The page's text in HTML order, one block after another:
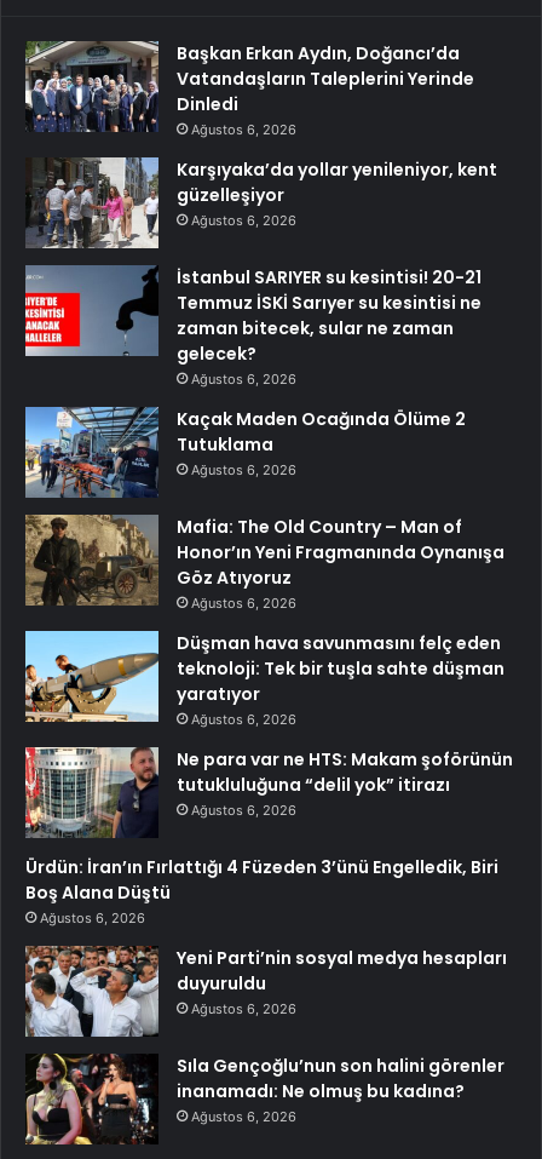
Başkan Erkan Aydın, Doğancı’da
Vatandaşların Taleplerini Yerinde
Dinledi
Ağustos 6, 2026
Karşıyaka’da yollar yenileniyor, kent
güzelleşiyor
Ağustos 6, 2026
İstanbul SARIYER su kesintisi! 20-21
Temmuz İSKİ Sarıyer su kesintisi ne
zaman bitecek, sular ne zaman
gelecek?
Ağustos 6, 2026
Kaçak Maden Ocağında Ölüme 2
Tutuklama
Ağustos 6, 2026
Mafia: The Old Country – Man of
Honor’ın Yeni Fragmanında Oynanışa
Göz Atıyoruz
Ağustos 6, 2026
Düşman hava savunmasını felç eden
teknoloji: Tek bir tuşla sahte düşman
yaratıyor
Ağustos 6, 2026
Ne para var ne HTS: Makam şoförünün
tutukluluğuna “delil yok” itirazı
Ağustos 6, 2026
Ürdün: İran’ın Fırlattığı 4 Füzeden 3’ünü Engelledik, Biri
Boş Alana Düştü
Ağustos 6, 2026
Yeni Parti’nin sosyal medya hesapları
duyuruldu
Ağustos 6, 2026
Sıla Gençoğlu’nun son halini görenler
inanamadı: Ne olmuş bu kadına?
Ağustos 6, 2026